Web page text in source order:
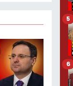
5
6